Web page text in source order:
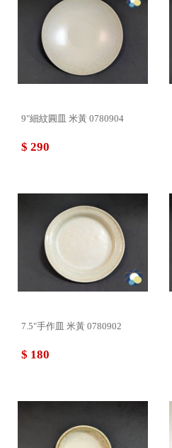
9"細紋圓皿 米黃 0780904
$ 290
7.5"手作皿 米黃 0780902
$ 180